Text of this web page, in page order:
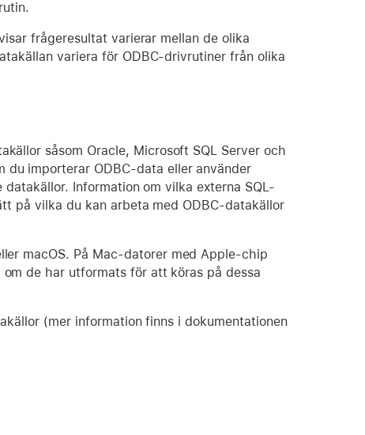
frågeresultat varierar mellan de olika
variera för ODBC-drivrutiner från olika
såsom Oracle, Microsoft SQL Server och
du importerar ODBC-data eller använder
Information om vilka externa SQL-
på vilka du kan arbeta med ODBC-datakällor
macOS. På Mac-datorer med Apple-chip
de har utformats för att köras på dessa
(mer information finns i dokumentationen